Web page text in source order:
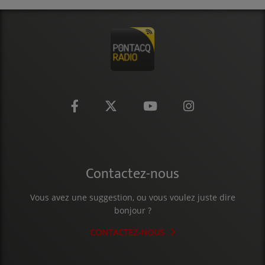
Contactez-nous
Vous avez une suggestion, ou vous voulez juste dire
bonjour ?
CONTACTEZ-NOUS